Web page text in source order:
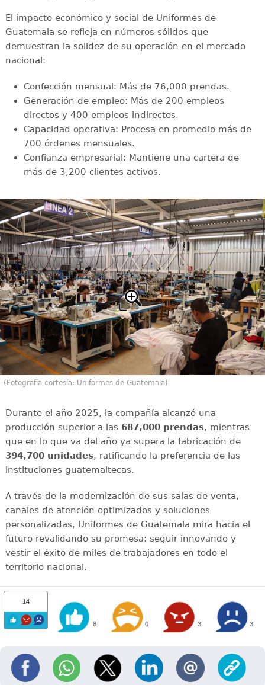
El impacto económico y social de Uniformes de
Guatemala se refleja en números sólidos que
demuestran la solidez de su operación en el mercado
nacional:
Confección mensual: Más de 76,000 prendas.
Generación de empleo: Más de 200 empleos
directos y 400 empleos indirectos.
Capacidad operativa: Procesa en promedio más de
700 órdenes mensuales.
Confianza empresarial: Mantiene una cartera de
más de 3,200 clientes activos.
(Fotografía cortesía: Uniformes de Guatemala)
Durante el año 2025, la compañía alcanzó una
producción superior a las 687,000 prendas, mientras
que en lo que va del año ya supera la fabricación de
394,700 unidades, ratificando la preferencia de las
instituciones guatemaltecas.
A través de la modernización de sus salas de venta,
canales de atención optimizados y soluciones
personalizadas, Uniformes de Guatemala mira hacia el
futuro revalidando su promesa: seguir innovando y
vestir el éxito de miles de trabajadores en todo el
territorio nacional.
14
8 0 3 3